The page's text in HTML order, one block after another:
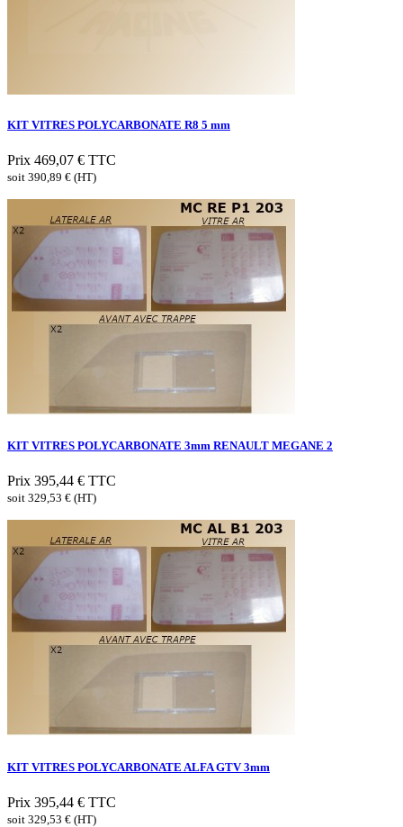
KIT VITRES POLYCARBONATE R8 5 mm
Prix 469,07 € TTC
soit 390,89 € (HT)
KIT VITRES POLYCARBONATE 3mm RENAULT MEGANE 2
Prix 395,44 € TTC
soit 329,53 € (HT)
KIT VITRES POLYCARBONATE ALFA GTV 3mm
Prix 395,44 € TTC
soit 329,53 € (HT)